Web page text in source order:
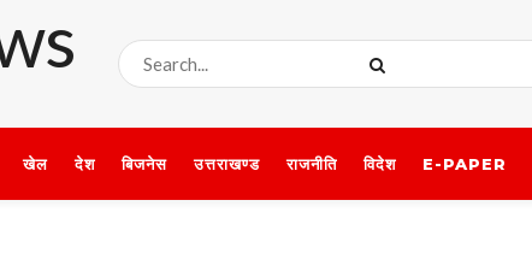
खेल देश बिजनेस उत्तराखण्ड राजनीति विदेश E-PAPER